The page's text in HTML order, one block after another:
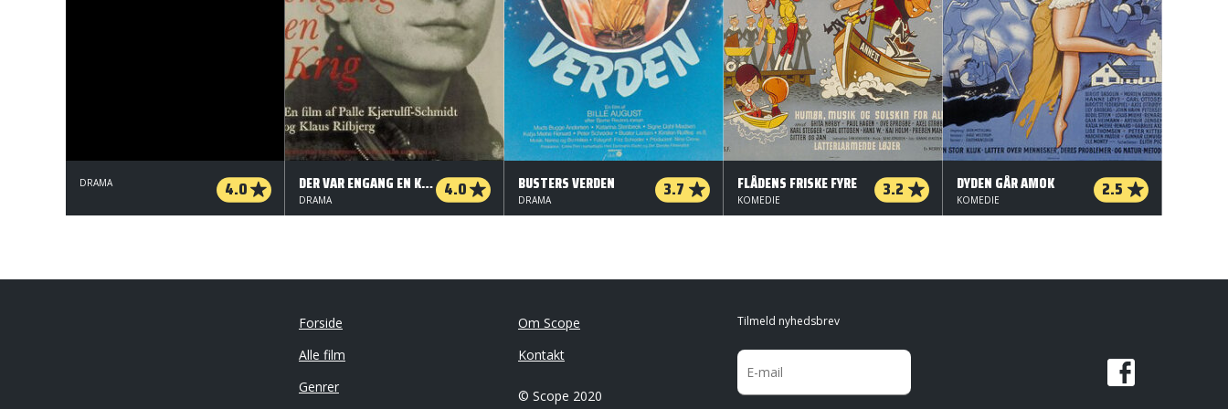
4.0
DRAMA DER VAR ENGANG EN KRIG 4.0
DRAMA
BUSTERS VERDEN 3.7
DRAMA
FLÅDENS FRISKE FYRE 3.2
KOMEDIE
DYDEN GÅR AMOK 2.5
KOMEDIE
Forside
Alle film
Genrer
Om Scope
Kontakt
© Scope 2020
Tilmeld nyhedsbrev